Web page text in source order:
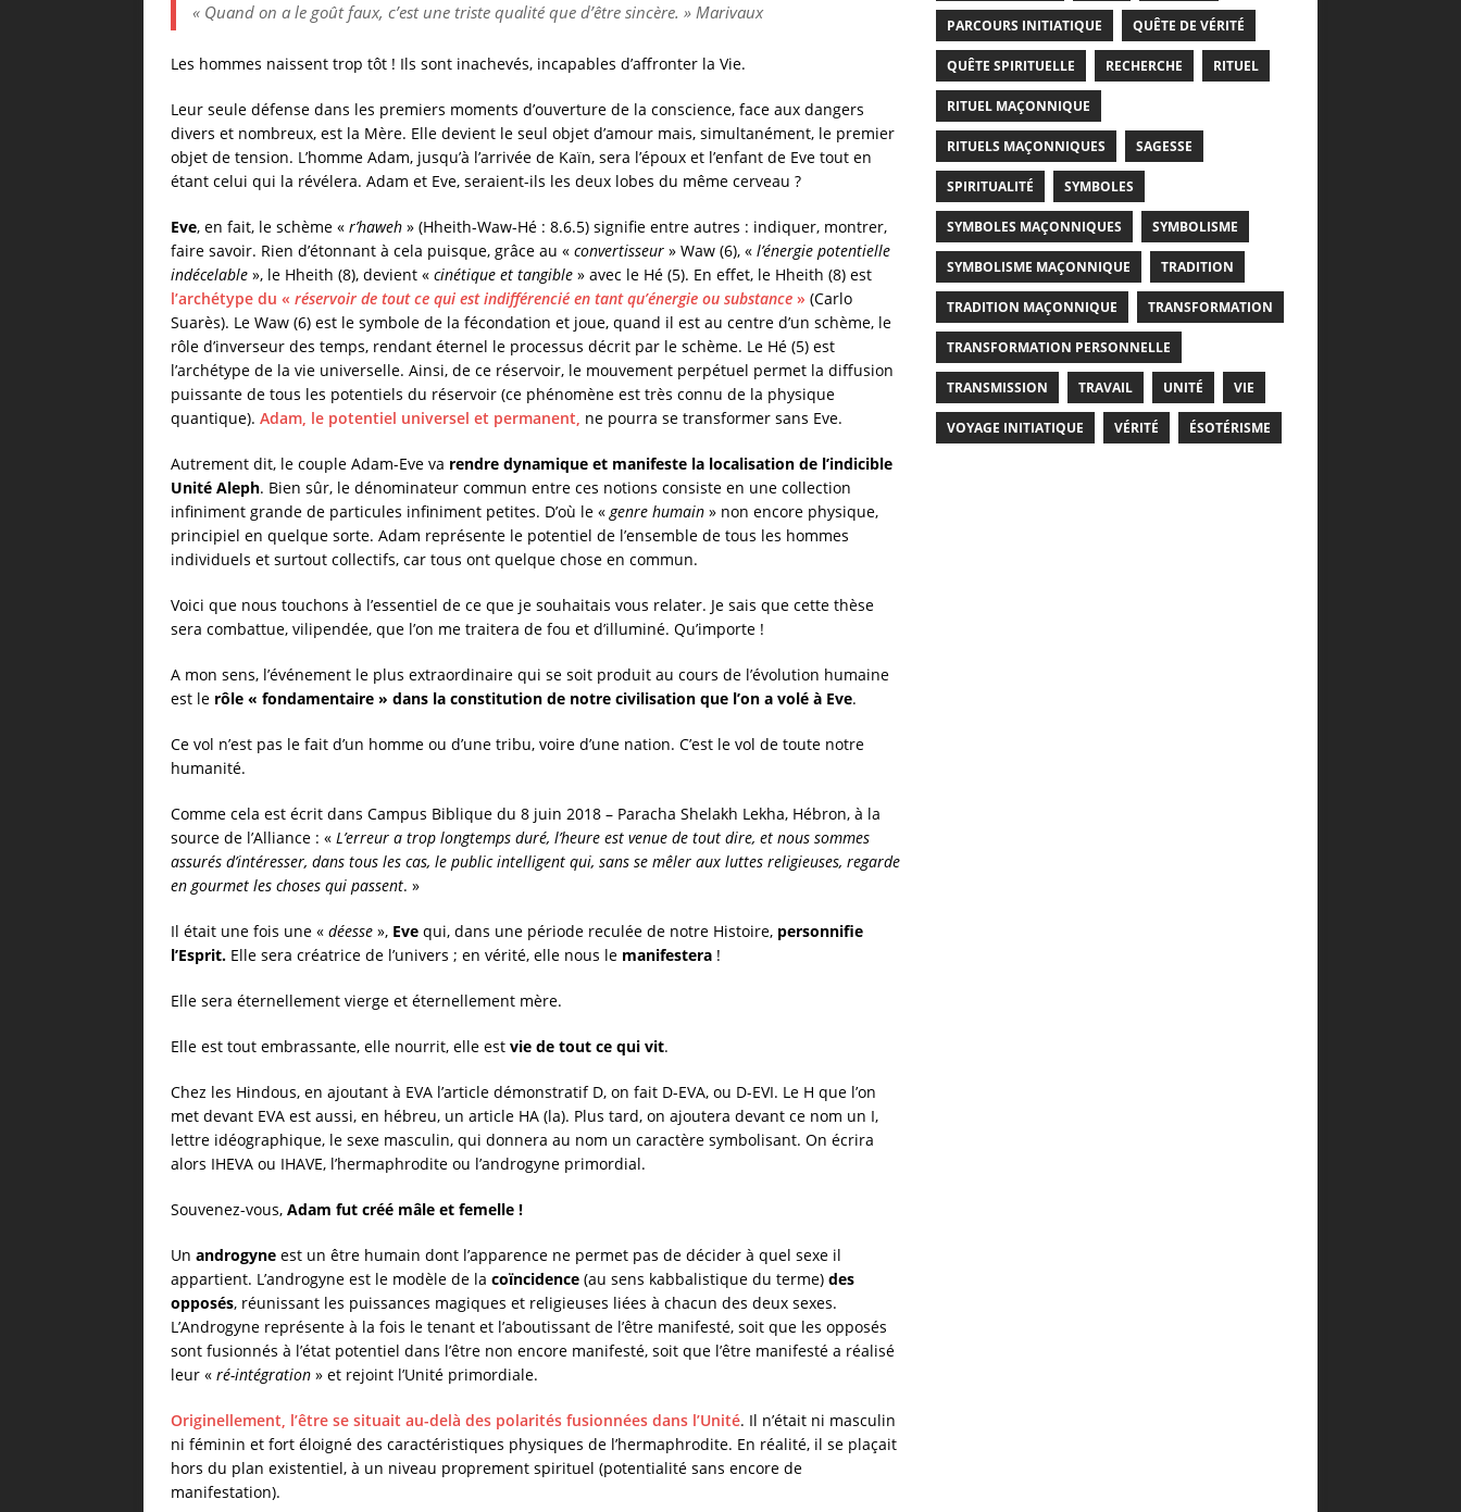
« Quand on a le goût faux, c’est une triste qualité que d’être sincère. » Marivaux
Les hommes naissent trop tôt ! Ils sont inachevés, incapables d’affronter la Vie.
Leur seule défense dans les premiers moments d’ouverture de la conscience, face aux dangers
divers et nombreux, est la Mère. Elle devient le seul objet d’amour mais, simultanément, le premier
objet de tension. L’homme Adam, jusqu’à l’arrivée de Kaïn, sera l’époux et l’enfant de Eve tout en
étant celui qui la révélera. Adam et Eve, seraient-ils les deux lobes du même cerveau ?
Eve, en fait, le schème « r’haweh » (Hheith-Waw-Hé : 8.6.5) signifie entre autres : indiquer, montrer,
faire savoir. Rien d’étonnant à cela puisque, grâce au « convertisseur » Waw (6), « l’énergie potentielle
indécelable », le Hheith (8), devient « cinétique et tangible » avec le Hé (5). En effet, le Hheith (8) est
l’archétype du « réservoir de tout ce qui est indifférencié en tant qu’énergie ou substance » (Carlo
Suarès). Le Waw (6) est le symbole de la fécondation et joue, quand il est au centre d’un schème, le
rôle d’inverseur des temps, rendant éternel le processus décrit par le schème. Le Hé (5) est
l’archétype de la vie universelle. Ainsi, de ce réservoir, le mouvement perpétuel permet la diffusion
puissante de tous les potentiels du réservoir (ce phénomène est très connu de la physique
quantique). Adam, le potentiel universel et permanent, ne pourra se transformer sans Eve.
Autrement dit, le couple Adam-Eve va rendre dynamique et manifeste la localisation de l’indicible
Unité Aleph. Bien sûr, le dénominateur commun entre ces notions consiste en une collection
infiniment grande de particules infiniment petites. D’où le «genre humain » non encore physique,
principiel en quelque sorte. Adam représente le potentiel de l’ensemble de tous les hommes
individuels et surtout collectifs, car tous ont quelque chose en commun.
Voici que nous touchons à l’essentiel de ce que je souhaitais vous relater. Je sais que cette thèse
sera combattue, vilipendée, que l’on me traitera de fou et d’illuminé. Qu’importe !
A mon sens, l’événement le plus extraordinaire qui se soit produit au cours de l’évolution humaine
est le rôle « fondamentaire » dans la constitution de notre civilisation que l’on a volé à Eve.
Ce vol n’est pas le fait d’un homme ou d’une tribu, voire d’une nation. C’est le vol de toute notre
humanité.
Comme cela est écrit dans Campus Biblique du 8 juin 2018 – Paracha Shelakh Lekha, Hébron, à la
source de l’Alliance : « L’erreur a trop longtemps duré, l’heure est venue de tout dire, et nous sommes
assurés d’intéresser, dans tous les cas, le public intelligent qui, sans se mêler aux luttes religieuses, regarde
en gourmet les choses qui passent. »
Il était une fois une « déesse », Eve qui, dans une période reculée de notre Histoire, personnifie
l’Esprit. Elle sera créatrice de l’univers ; en vérité, elle nous le manifestera !
Elle sera éternellement vierge et éternellement mère.
Elle est tout embrassante, elle nourrit, elle est vie de tout ce qui vit.
Chez les Hindous, en ajoutant à EVA l’article démonstratif D, on fait D-EVA, ou D-EVI. Le H que l’on
met devant EVA est aussi, en hébreu, un article HA (la). Plus tard, on ajoutera devant ce nom un I,
lettre idéographique, le sexe masculin, qui donnera au nom un caractère symbolisant. On écrira
alors IHEVA ou IHAVE, l’hermaphrodite ou l’androgyne primordial.
Souvenez-vous, Adam fut créé mâle et femelle !
Un androgyne est un être humain dont l’apparence ne permet pas de décider à quel sexe il
appartient. L’androgyne est le modèle de la coïncidence (au sens kabbalistique du terme) des
opposés, réunissant les puissances magiques et religieuses liées à chacun des deux sexes.
L’Androgyne représente à la fois le tenant et l’aboutissant de l’être manifesté, soit que les opposés
sont fusionnés à l’état potentiel dans l’être non encore manifesté, soit que l’être manifesté a réalisé
leur « ré-intégration » et rejoint l’Unité primordiale.
Originellement, l’être se situait au-delà des polarités fusionnées dans l’Unité. Il n’était ni masculin
ni féminin et fort éloigné des caractéristiques physiques de l’hermaphrodite. En réalité, il se plaçait
hors du plan existentiel, à un niveau proprement spirituel (potentialité sans encore de
manifestation).
PARCOURS INITIATIQUE QUÊTE DE VÉRITÉ
QUÊTE SPIRITUELLE RECHERCHE RITUEL
RITUEL MAÇONNIQUE
RITUELS MAÇONNIQUES SAGESSE
SPIRITUALITÉ SYMBOLES
SYMBOLES MAÇONNIQUES SYMBOLISME
SYMBOLISME MAÇONNIQUE TRADITION
TRADITION MAÇONNIQUE TRANSFORMATION
TRANSFORMATION PERSONNELLE
TRANSMISSION TRAVAIL UNITÉ VIE
VOYAGE INITIATIQUE VÉRITÉ ÉSOTÉRISME